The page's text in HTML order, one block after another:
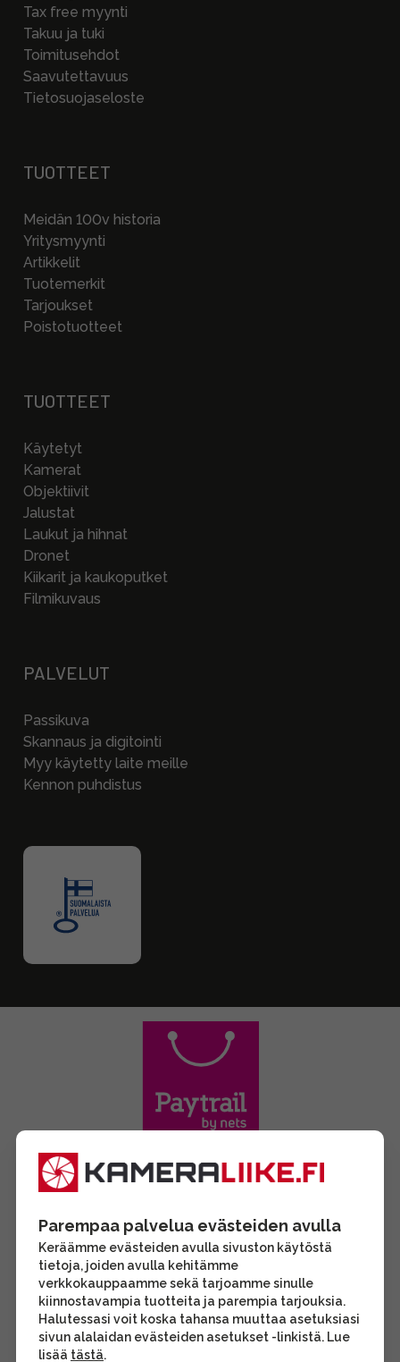
Tax free myynti
Takuu ja tuki
Toimitusehdot
Saavutettavuus
Tietosuojaseloste
TUOTTEET
Meidän 100v historia
Yritysmyynti
Artikkelit
Tuotemerkit
Tarjoukset
Poistotuotteet
TUOTTEET
Käytetyt
Kamerat
Objektiivit
Jalustat
Laukut ja hihnat
Dronet
Kiikarit ja kaukoputket
Filmikuvaus
PALVELUT
Passikuva
Skannaus ja digitointi
Myy käytetty laite meille
Kennon puhdistus
Parempaa palvelua evästeiden avulla
Keräämme evästeiden avulla sivuston käytöstä
tietoja, joiden avulla kehitämme
verkkokauppaamme sekä tarjoamme sinulle
kiinnostavampia tuotteita ja parempia tarjouksia.
Halutessasi voit koska tahansa muuttaa asetuksiasi
sivun alalaidan evästeiden asetukset -linkistä. Lue
lisää tästä.